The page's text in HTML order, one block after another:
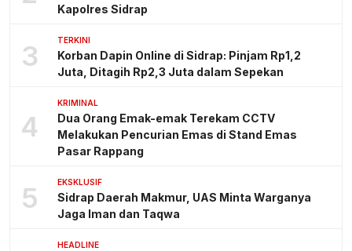
Kapolres Sidrap
3 TERKINI
Korban Dapin Online di Sidrap: Pinjam Rp1,2
Juta, Ditagih Rp2,3 Juta dalam Sepekan
4
KRIMINAL
Dua Orang Emak-emak Terekam CCTV
Melakukan Pencurian Emas di Stand Emas
Pasar Rappang
5 EKSKLUSIF
Sidrap Daerah Makmur, UAS Minta Warganya
Jaga Iman dan Taqwa
HEADLINE